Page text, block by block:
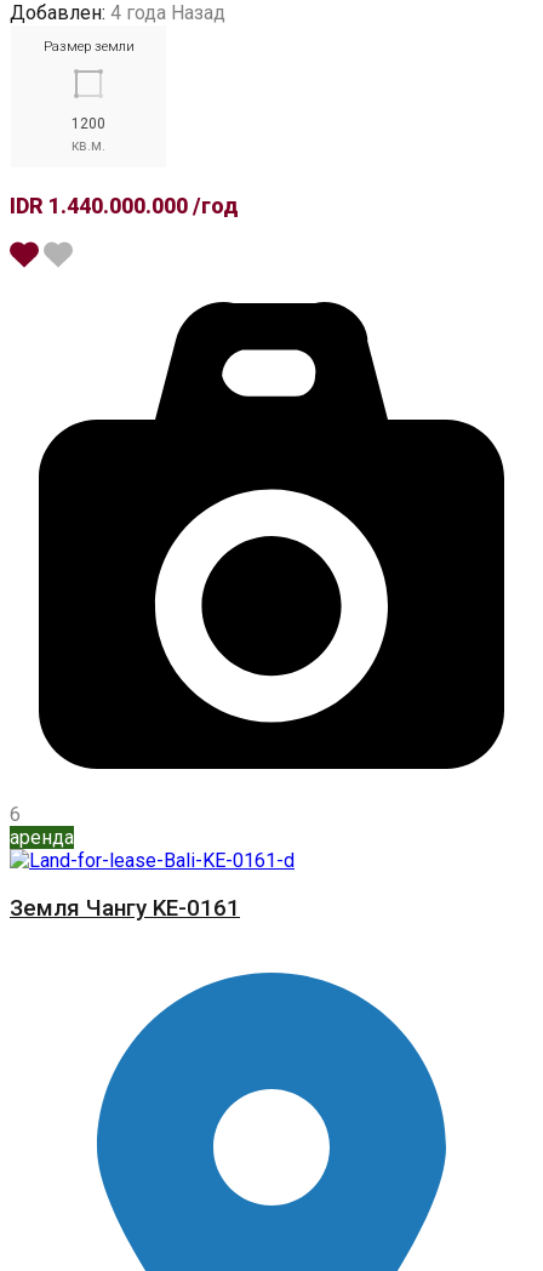
Добавлен: 4 года Назад
Размер земли
1200
кв.м.
IDR 1.440.000.000 /год
6
аренда
Земля Чангу KE-0161